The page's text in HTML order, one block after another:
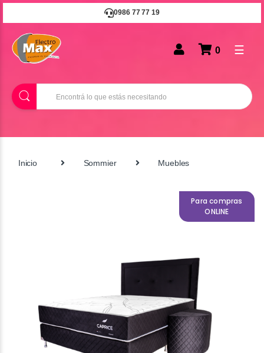
0986 77 77 19
B
u
0 ☰
Inicio Sommier Muebles
Para compras
ONLINE